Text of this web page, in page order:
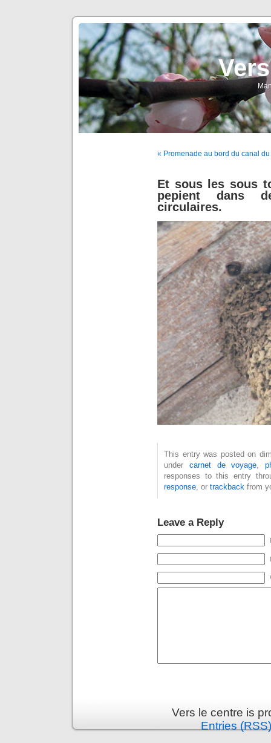
« Promenade au bord du canal
Et sous les sous
pepient dans
circulaires.
This entry was posted on
under carnet de voyage,
responses to this entry
response, or trackback from
Leave a Reply
Vers le centre is
Entries (RSS)